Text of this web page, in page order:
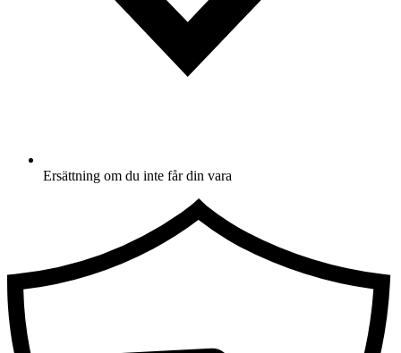
Ersättning om du inte får din vara